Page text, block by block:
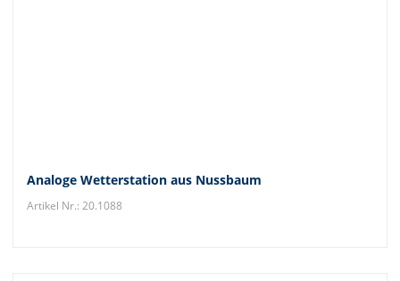
Analoge Wetterstation aus Nussbaum
Artikel Nr.: 20.1088